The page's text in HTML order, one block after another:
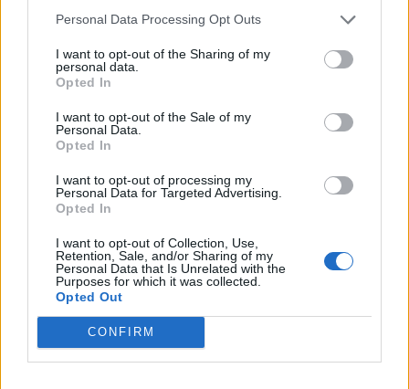
Personal Data Processing Opt Outs
I want to opt-out of the Sharing of my
personal data.
Opted In
I want to opt-out of the Sale of my
Personal Data.
Opted In
I want to opt-out of processing my
Personal Data for Targeted Advertising.
Opted In
I want to opt-out of Collection, Use,
Retention, Sale, and/or Sharing of my
Personal Data that Is Unrelated with the
Purposes for which it was collected.
Opted Out
CONFIRM
Trofs
13 258 visningar 31 kommentarer
Nissan Skyline R34 GTR"A-spec"
Alecci
185 846 visningar198 kommentarer
Senaste foruminläggen